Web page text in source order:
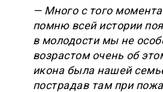
— Много с того
помню всей истории
в молодости мы не
возрастом очень об
икона была нашей
пострадав там при